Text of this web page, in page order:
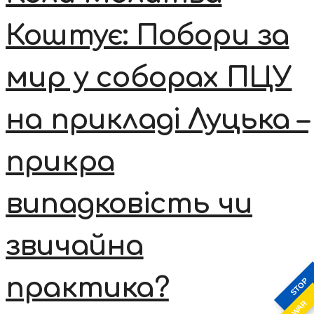
STOP
WAR
Коштує: Побори за
мир у соборах ПЦУ
на прикладі Луцька –
прикра
випадковість чи
звичайна
практика?